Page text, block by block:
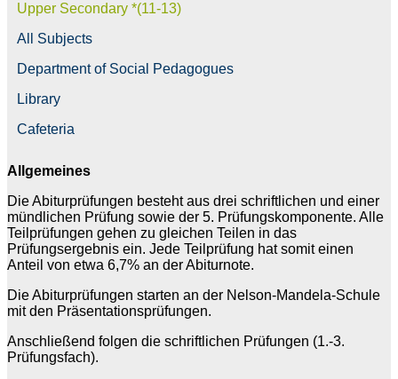
Upper Secondary *(11-13)
All Subjects
Department of Social Pedagogues
Library
Cafeteria
Allgemeines
Die Abiturprüfungen besteht aus drei schriftlichen und einer
mündlichen Prüfung sowie der 5. Prüfungskomponente. Alle
Teilprüfungen gehen zu gleichen Teilen in das
Prüfungsergebnis ein. Jede Teilprüfung hat somit einen
Anteil von etwa 6,7% an der Abiturnote.
Die Abiturprüfungen starten an der Nelson-Mandela-Schule
mit den Präsentationsprüfungen.
Anschließend folgen die schriftlichen Prüfungen (1.-3.
Prüfungsfach).